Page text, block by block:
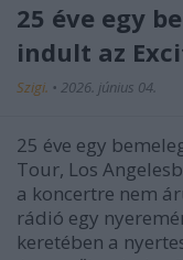
25 éve egy
indult az
Szigi. • 2026. június 04.
25 éve egy
Tour, Los
a koncertre nem
rádió egy
keretében a